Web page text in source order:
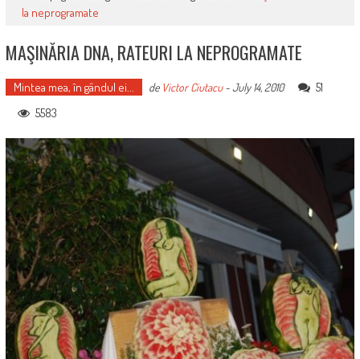
la neprogramate
MAŞINĂRIA DNA, RATEURI LA NEPROGRAMATE
Mintea mea, în gândul ei... de Victor Ciutacu-July 14, 2010
51
5583